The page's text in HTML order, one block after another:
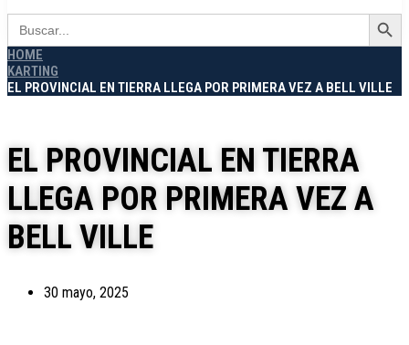
Search
for:
Search Button
HOME
KARTING
EL PROVINCIAL EN TIERRA LLEGA POR PRIMERA VEZ A BELL VILLE
EL PROVINCIAL EN TIERRA
LLEGA POR PRIMERA VEZ A
BELL VILLE
30 mayo, 2025